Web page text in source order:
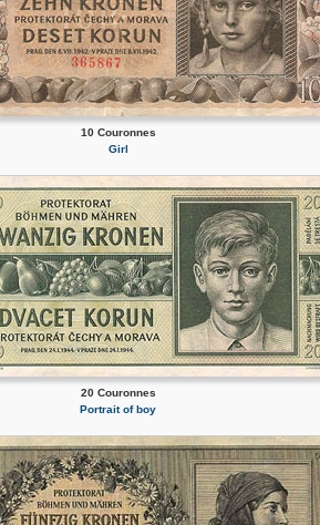
10 Couronnes
Girl
20 Couronnes
Portrait of boy